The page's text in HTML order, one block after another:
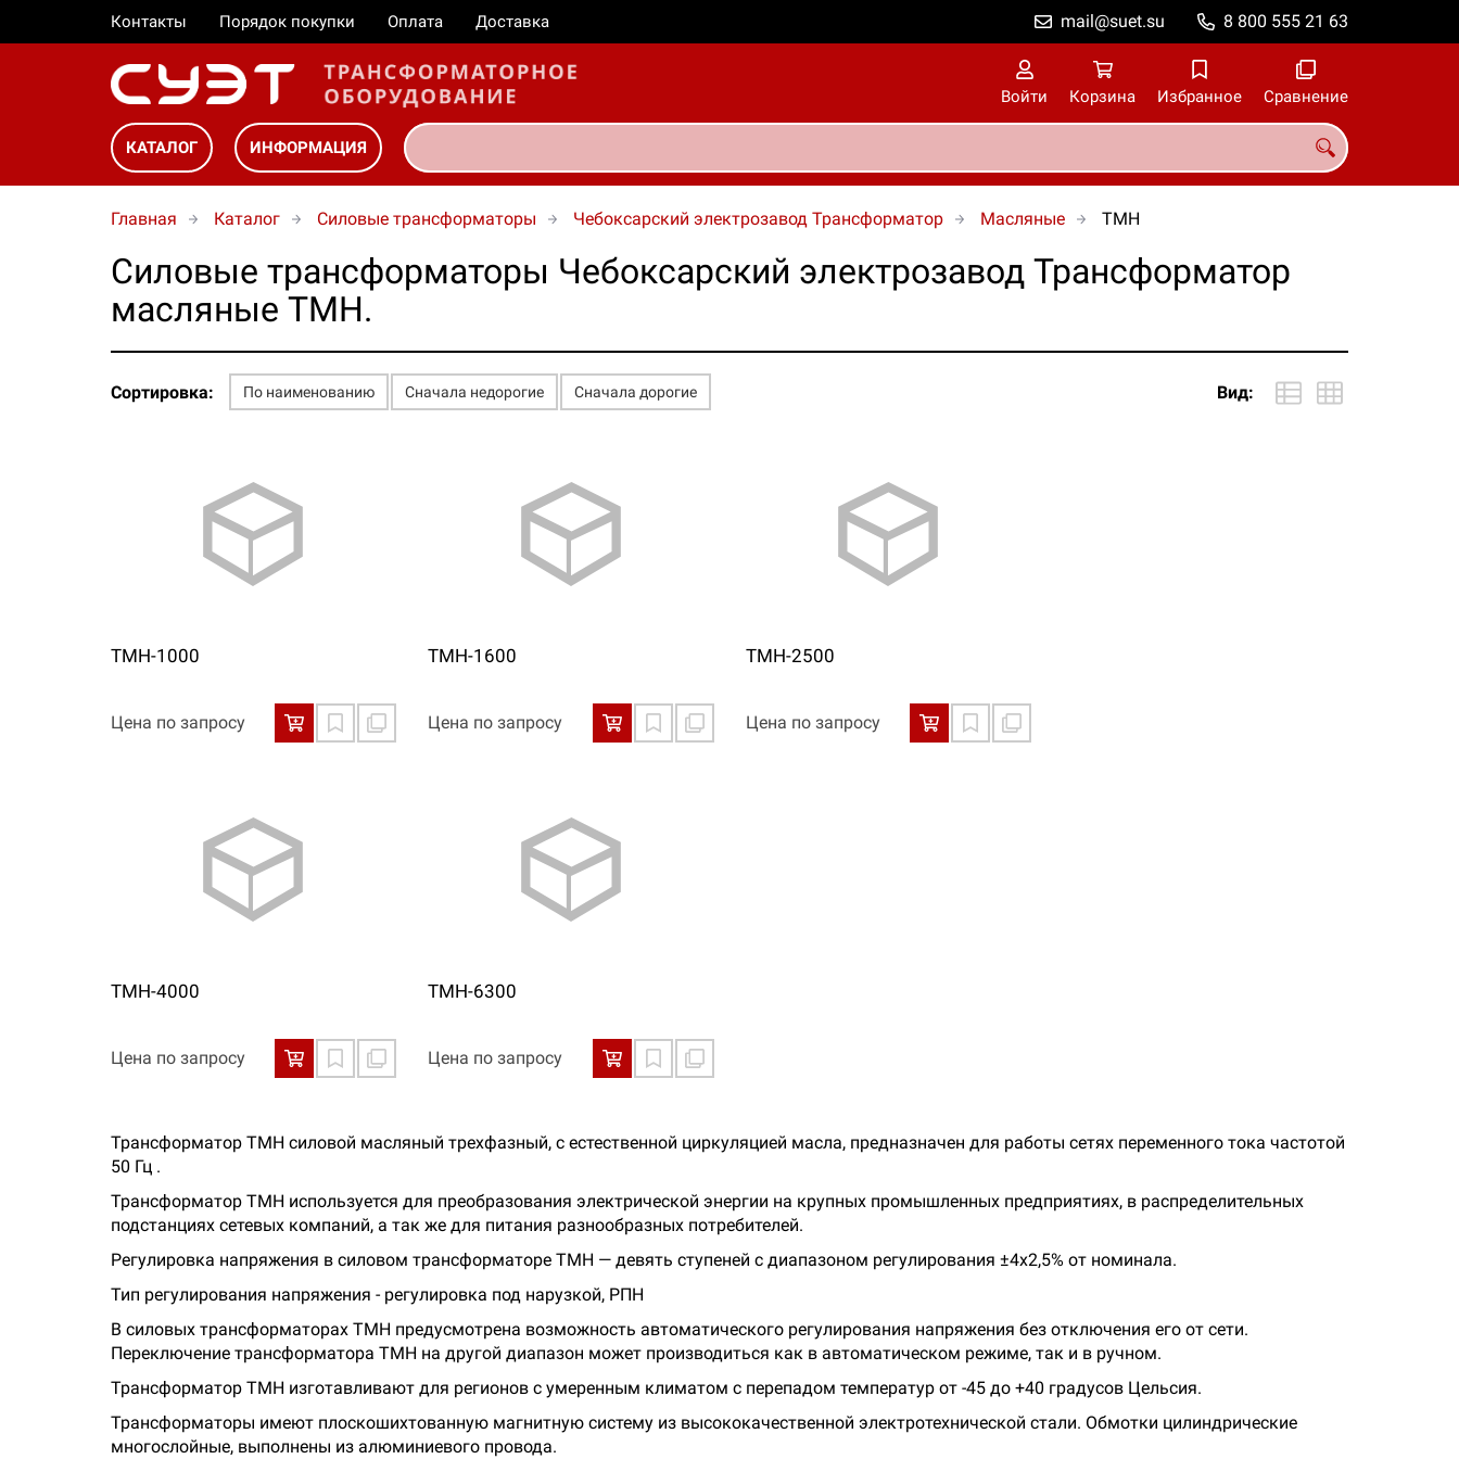
Контакты Порядок покупки Оплата Доставка 8 800 555 21 63
mail@suet.su
Войти Корзина Избранное Сравнение
КАТАЛОГ ИНФОРМАЦИЯ
Главная Каталог Силовые трансформаторы Чебоксарский электрозавод Трансформатор Масляные ТМН
Силовые трансформаторы Чебоксарский электрозавод Трансформатор
масляные ТМН.
Сортировка: По наименованию Сначала недорогие Сначала дорогие Вид:
ТМН-1000
Цена по запросу
ТМН-1600
Цена по запросу
ТМН-2500
Цена по запросу
ТМН-4000
Цена по запросу
ТМН-6300
Цена по запросу
Трансформатор ТМН силовой масляный трехфазный, с естественной циркуляцией масла, предназначен для работы сетях переменного тока частотой
50 Гц .
Трансформатор ТМН используется для преобразования электрической энергии на крупных промышленных предприятиях, в распределительных
подстанциях сетевых компаний, а так же для питания разнообразных потребителей.
Регулировка напряжения в силовом трансформаторе ТМН — девять ступеней с диапазоном регулирования ±4х2,5% от номинала.
Тип регулирования напряжения - регулировка под нарузкой, РПН
В силовых трансформаторах ТМН предусмотрена возможность автоматического регулирования напряжения без отключения его от сети.
Переключение трансформатора ТМН на другой диапазон может производиться как в автоматическом режиме, так и в ручном.
Трансформатор ТМН изготавливают для регионов с умеренным климатом с перепадом температур от -45 до +40 градусов Цельсия.
Трансформаторы имеют плоскошихтованную магнитную систему из высококачественной электротехнической стали. Обмотки цилиндрические
многослойные, выполнены из алюминиевого провода.